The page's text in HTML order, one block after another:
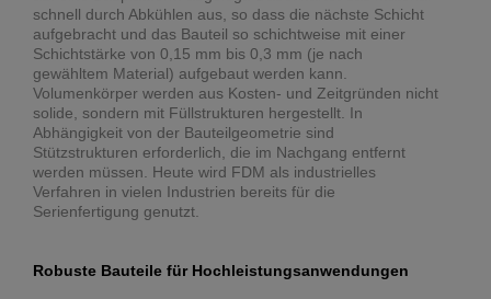
schnell durch Abkühlen aus, so dass die nächste Schicht
aufgebracht und das Bauteil so schichtweise mit einer
Schichtstärke von 0,15 mm bis 0,3 mm (je nach
gewähltem Material) aufgebaut werden kann.
Volumenkörper werden aus Kosten- und Zeitgründen nicht
solide, sondern mit Füllstrukturen hergestellt. In
Abhängigkeit von der Bauteilgeometrie sind
Stützstrukturen erforderlich, die im Nachgang entfernt
werden müssen. Heute wird FDM als industrielles
Verfahren in vielen Industrien bereits für die
Serienfertigung genutzt.
Robuste Bauteile für Hochleistungsanwendungen